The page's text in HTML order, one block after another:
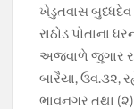
ખેડુતવાસ
રાઠોડ પોતાના
અજવાળે જુગાર
બારૈયા, ઉવ.૩૨,
ભાવનગર તથા